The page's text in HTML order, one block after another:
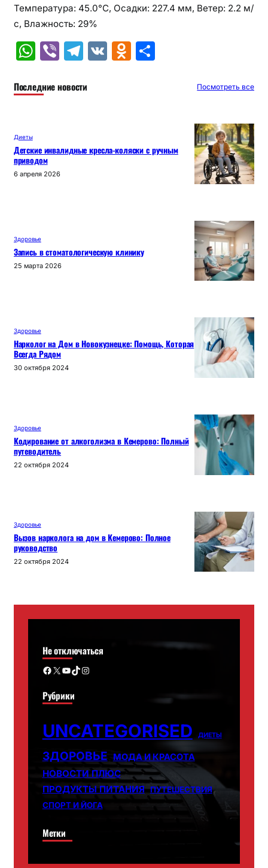
Температура: 45.0°C, Осадки: 227.4 мм, Ветер: 2.2 м/
с, Влажность: 29%
W
at
p
p
Vi
er
T
e
m
V O
a
О
в
Последние новости Посмотреть все
Диеты
Детские инвалидные кресла-коляски с ручным
приводом
6 апреля 2026
Здоровье
Запись в стоматологическую клинику
25 марта 2026
Здоровье
Нарколог на Дом в Новокузнецке: Помощь, Которая
Всегда Рядом
30 октября 2024
Здоровье
Кодирование от алкоголизма в Кемерово: Полный
путеводитель
22 октября 2024
Здоровье
Вызов нарколога на дом в Кемерово: Полное
руководство
22 октября 2024
Не отключаться
Facebook X YouTube TikTok Instagram
Рубрики
UNCATEGORISED ДИЕТЫ
ЗДОРОВЬЕ МОДА И КРАСОТА
НОВОСТИ ПЛЮС
ПРОДУКТЫ ПИТАНИЯ ПУТЕШЕСТВИЯ
СПОРТ И ЙОГА
Метки